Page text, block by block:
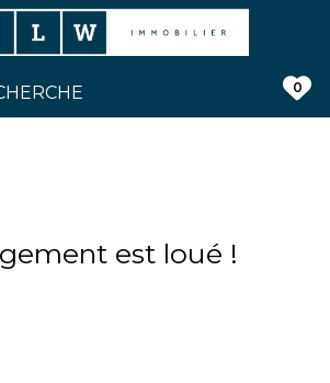
0
est loué !